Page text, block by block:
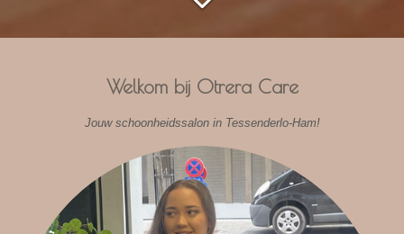
Welkom bij Otrera Care
Jouw schoonheidssalon in Tessenderlo-Ham!